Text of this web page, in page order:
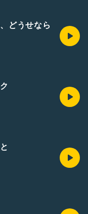
どうせなら